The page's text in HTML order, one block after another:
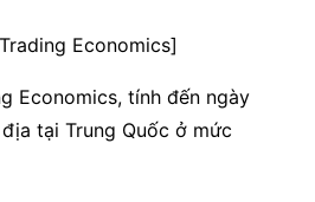
Economics]
Economics, tính đến ngày
tại Trung Quốc ở mức